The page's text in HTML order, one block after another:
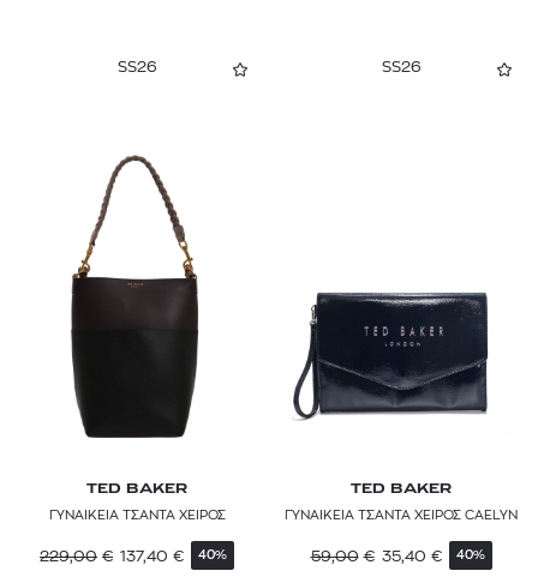
SS26
TED BAKER
ΓΥΝΑΙΚΕΙΑ ΤΣΑΝΤΑ ΧΕΙΡΟΣ
229,00 € 137,40 € 40%
SS26
TED BAKER
ΓΥΝΑΙΚΕΙΑ ΤΣΑΝΤΑ ΧΕΙΡΟΣ CAELYN
59,00 € 35,40 € 40%